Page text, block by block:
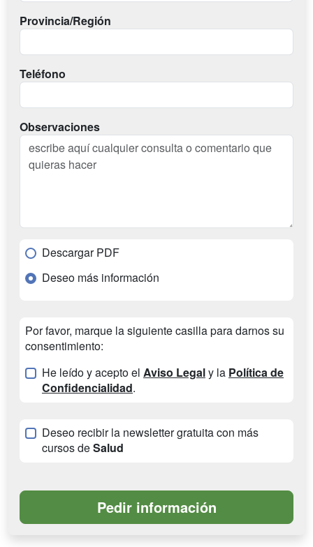
Provincia/Región
Teléfono
Observaciones
Descargar PDF
Deseo más información
Por favor, marque la siguiente casilla para darnos su
consentimiento:
He leído y acepto el Aviso Legaly la Política de
Confidencialidad.
Deseo recibir la newsletter gratuita con más
cursos deSalud